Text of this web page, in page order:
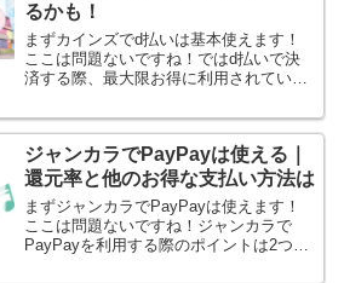
るかも！
まずカインズでd払いは基本使えます！
ここは問題ないですね！ではd払いで決
済する際、最大限お得に利用されていま
ズでかなりお得になります！カインズで
d払いを利用する際のdポイント2重取り
が可能！そして、プラス...
ジャンカラでPayPayは使える｜
還元率と他のお得な支払い方法は
まずジャンカラでPayPayは使えます！
ここは問題ないですね！ジャンカラで
PayPayを利用する際のポイントは2つで